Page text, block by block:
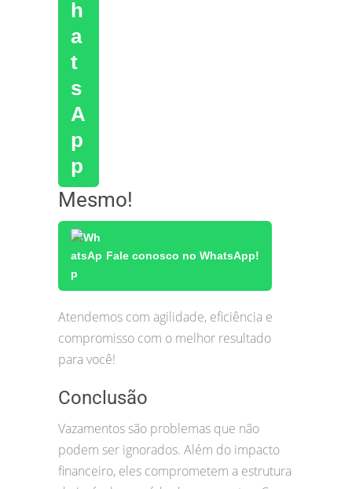
Mesmo!
Fale conosco no WhatsApp!
Atendemos com agilidade, eficiência e
compromisso com o melhor resultado
para você!
Conclusão
Vazamentos são problemas que não
podem ser ignorados. Além do impacto
financeiro, eles comprometem a estrutura